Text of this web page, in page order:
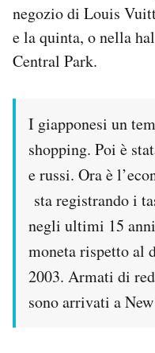
negozio di Louis
e la quinta, o nella
Central Park.
I giapponesi un
shopping. Poi è
e russi. Ora è
sta registrando i
negli ultimi 15
moneta rispetto al
2003. Armati di
sono arrivati a